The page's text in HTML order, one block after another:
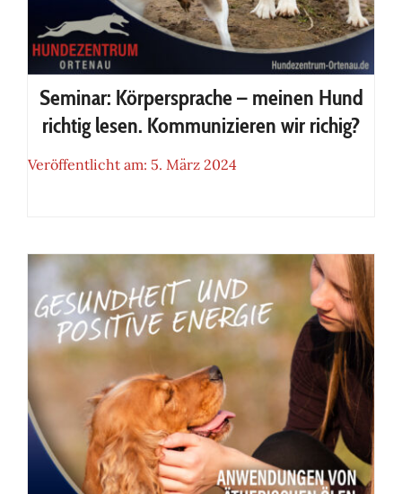
meinen Hund richtig lesen.
Kommunizieren wir richig?
Seminar: Körpersprache – meinen Hund
richtig lesen. Kommunizieren wir richig?
Veröffentlicht am: 5. März 2024